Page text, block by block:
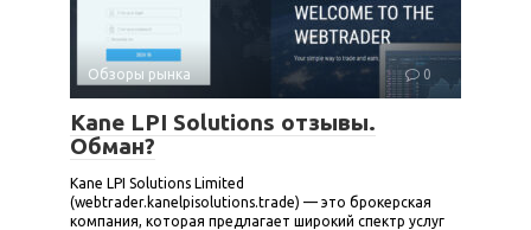
Обзоры рынка 0
Kane LPI Solutions отзывы.
Обман?
Kane LPI Solutions Limited
(webtrader.kanelpisolutions.trade) — это брокерская
компания, которая предлагает широкий спектр услуг